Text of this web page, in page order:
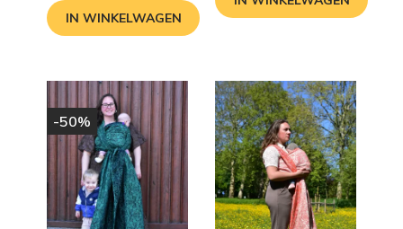
IN WINKELWAGEN
-50%